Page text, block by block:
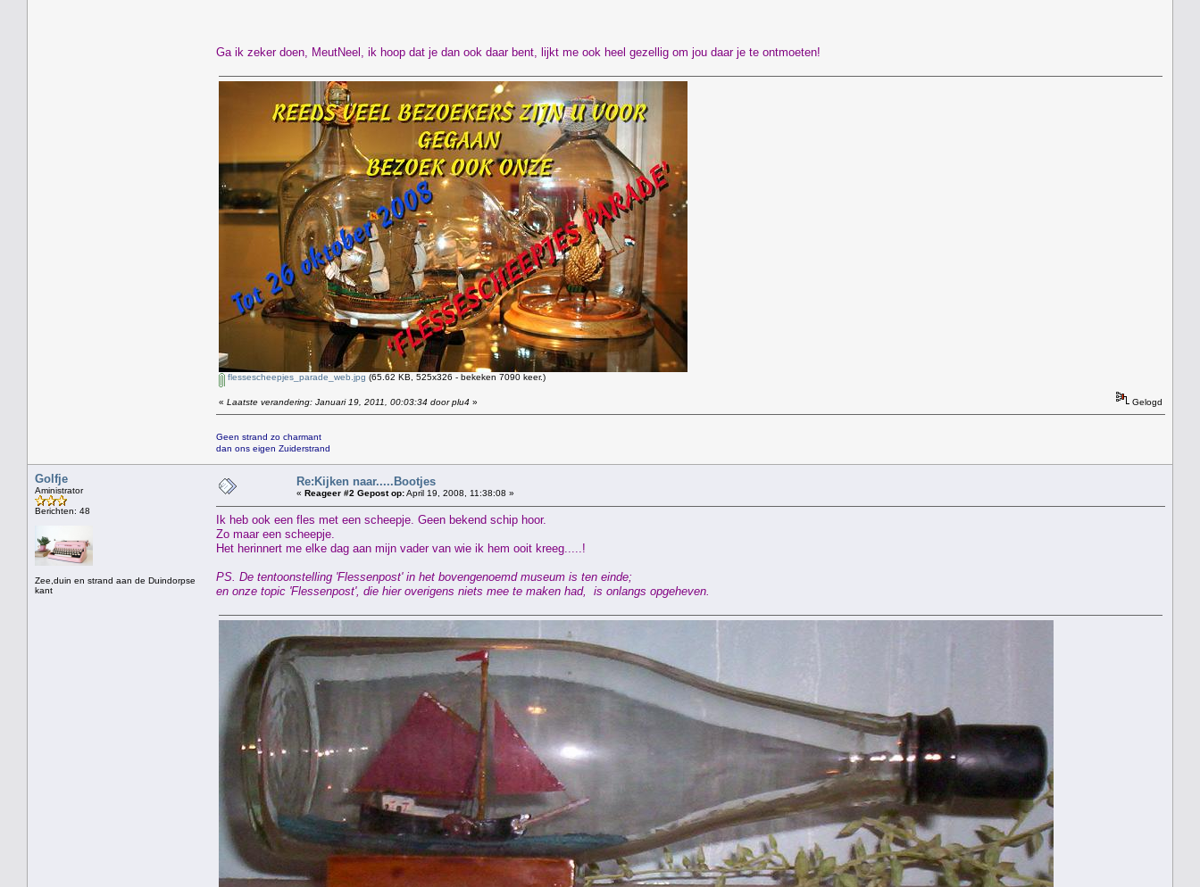
Ga ik zeker doen, MeutNeel, ik hoop dat je dan ook daar bent, lijkt me ook heel gezellig om jou daar je te ontmoeten!
flessescheepjes_parade_web.jpg (65.62 KB, 525x326 - bekeken 7090 keer.)
« Laatste verandering: Januari 19, 2011, 00:03:34 door plu4 » Gelogd
Geen strand zo charmant
dan ons eigen Zuiderstrand
Golfje
Aministrator
Berichten: 48
Zee,duin en strand aan de Duindorpse
kant
Re:Kijken naar.....Bootjes
« Reageer #2 Gepost op:April 19, 2008, 11:38:08 »
Ik heb ook een fles met een scheepje. Geen bekend schip hoor.
Zo maar een scheepje.
Het herinnert me elke dag aan mijn vader van wie ik hem ooit kreeg.....!
PS. De tentoonstelling 'Flessenpost' in het bovengenoemd museum is ten einde;
en onze topic 'Flessenpost', die hier overigens niets mee te maken had, is onlangs opgeheven.